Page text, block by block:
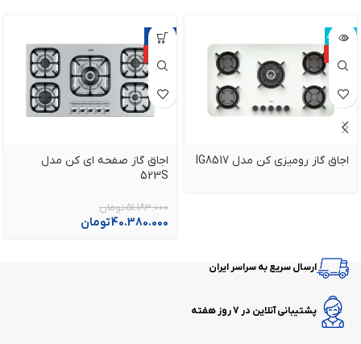
ناموجود
اجاق گاز رومیزی کن مدل IG8517
-21%
اجاق گاز صفحه ای کن مدل
523S
51.183.000تومان
40.380.000تومان
ارسال سریع به سراسر ایران
پشتیبانی آنلاین در 7 روز هفته